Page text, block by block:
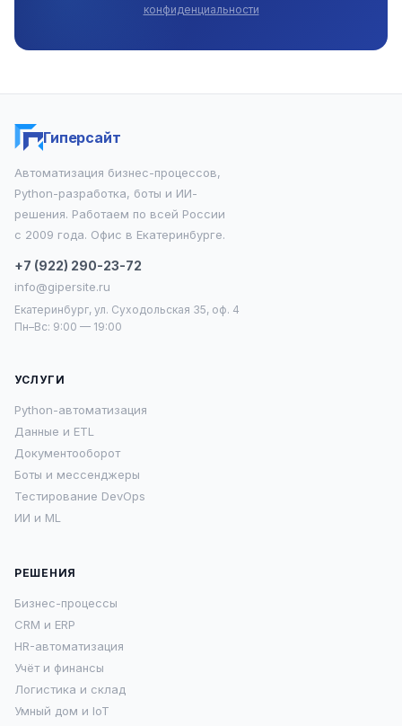
конфиденциальности
Гиперсайт
Автоматизация бизнес-процессов,
Python-разработка, боты и ИИ-
решения. Работаем по всей России
с 2009 года. Офис в Екатеринбурге.
+7 (922) 290-23-72
info@gipersite.ru
Екатеринбург, ул. Суходольская 35, оф. 4
Пн–Вс: 9:00 — 19:00
УСЛУГИ
Python-автоматизация
Данные и ETL
Документооборот
Боты и мессенджеры
Тестирование DevOps
ИИ и ML
РЕШЕНИЯ
Бизнес-процессы
CRM и ERP
HR-автоматизация
Учёт и финансы
Логистика и склад
Умный дом и IoT